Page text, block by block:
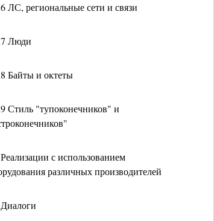
ЛС, региональные сети и связи
Люди
Байты и октеты
Стиль "тупоконечников" и
с использованием
различных производителей